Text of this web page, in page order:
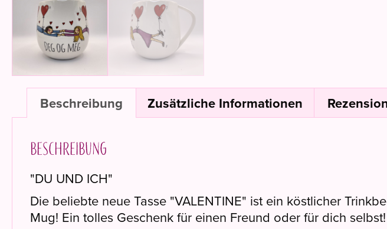
Beschreibung Zusätzliche Informationen
Beschreibung
"DU UND ICH"
Die beliebte neue Tasse "VALENTINE" ist ein köstlicher
Mug! Ein tolles Geschenk für einen Freund oder für dich selbst!